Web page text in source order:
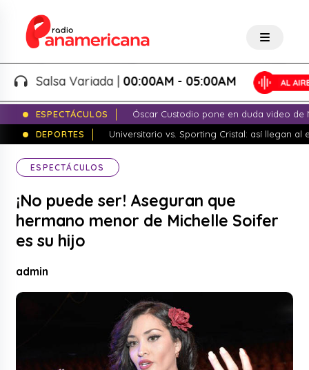
Salsa Variada |00:00AM - 05:00AM
ESPECTÁCULOS
Óscar Custodio pone en duda video de
DEPORTES
Universitario vs. Sporting Cristal: así llegan al
ESPECTÁCULOS
¡No puede ser! Aseguran que
hermano menor de Michelle Soifer
es su hijo
admin